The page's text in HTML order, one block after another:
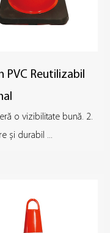
PVC Reutilizabil
o vizibilitate bună. 2.
și durabil ...